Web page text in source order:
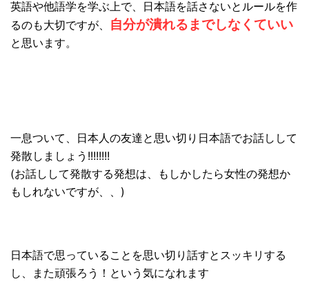
英語や他語学を学ぶ上で、日本語を話さないとルールを作
るのも大切ですが、 自分が潰れるまでしなくていい
と思います。
一息ついて、 日本人の友達と思い切り日本語でお話しして
発散しましょう!!!!!!!!
(お話しして発散する発想は、もしかしたら女性の発想か
もしれないですが、、)
日本語で思っていることを思い切り話すとスッキリする
し、
また頑張ろう！という気になれます